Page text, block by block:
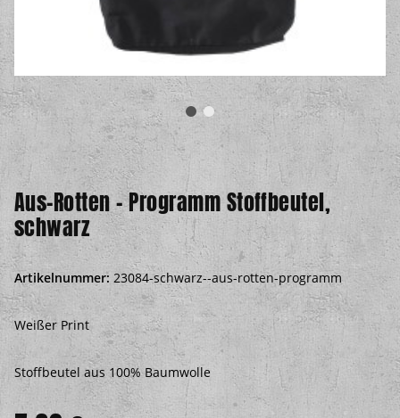
Aus-Rotten – Programm Stoffbeutel,
schwarz
Artikelnummer: 23084-schwarz--aus-rotten-programm
Weißer Print
Stoffbeutel aus 100% Baumwolle